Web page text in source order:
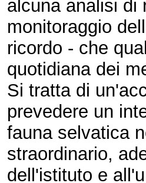
alcuna analisi di
monitoraggio
ricordo - che
quotidiana dei
Si tratta di
prevedere un
fauna selvatica
straordinario,
dell'istituto e